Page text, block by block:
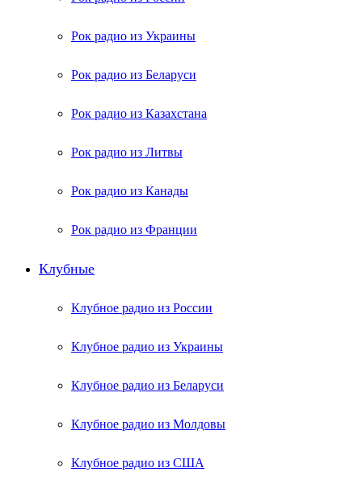
Рок радио из Украины
Рок радио из Беларуси
Рок радио из Казахстана
Рок радио из Литвы
Рок радио из Канады
Рок радио из Франции
Клубные
Клубное радио из России
Клубное радио из Украины
Клубное радио из Беларуси
Клубное радио из Молдовы
Клубное радио из США